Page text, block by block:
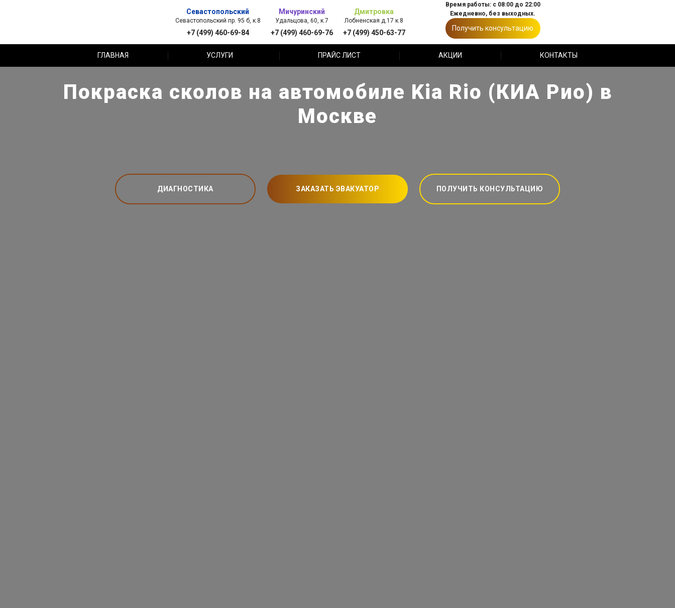
Севастопольский
Севастопольский пр. 95 б, к.8
+7 (499) 460-69-84
Мичуринский
Удальцова, 60, к.7
+7 (499) 460-69-76
Дмитровка
Лобненская д.17 к.8
+7 (499) 450-63-77
Время работы: с 08:00 до 22:00
Ежедневно, без выходных.
Получить консультацию
ГЛАВНАЯ УСЛУГИ ПРАЙС ЛИСТ АКЦИИ КОНТАКТЫ
Покраска сколов на автомобиле Kia Rio (КИА Рио) в
Москве
ДИАГНОСТИКА ЗАКАЗАТЬ ЭВАКУАТОР ПОЛУЧИТЬ КОНСУЛЬТАЦИЮ